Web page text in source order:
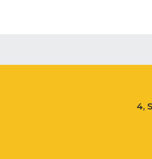
4,